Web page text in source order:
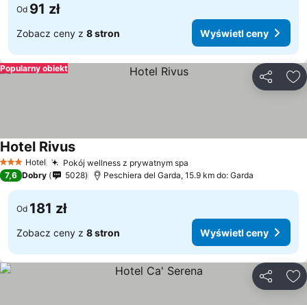
Od 91 zł
Zobacz ceny z 8 stron Wyświetl ceny
Popularny obiekt
3 Kategoria
Hotel Pokój wellness z prywatnym spa
Hotel Rivus
7,6 Dobry 5028 Peschiera del Garda, 15.9 km do: Garda
Od 181 zł
Zobacz ceny z 8 stron Wyświetl ceny